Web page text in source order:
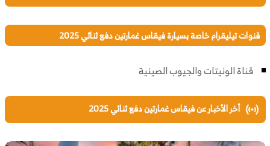
قنوات تيليقرام خاصة بسيارة فيقاس غمارتين دفع ثنائي 2025
قناة الونيتات والجيوب الصينية
أخر الأخبار عن فيقاس غمارتين دفع ثنائي 2025